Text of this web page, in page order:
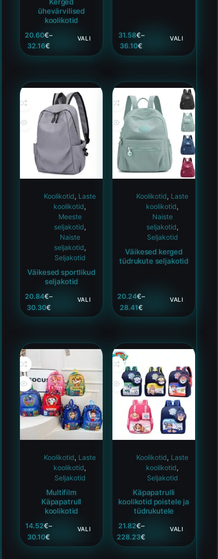
ühevärvilised
koolikotid
20.60€–
32.16€
VALI 31.58€–
36.10€
VALI
Koolikotid, Laste
koolikotid,
Meeste
seljakotid,
Naiste
seljakotid,
Seljakotid
Väikesed sportlikud
seljakotid
20.84€–
30.30€
VALI
Koolikotid, Laste
koolikotid,
Naiste
seljakotid,
Seljakotid
Väikesed kerged
tüdrukute seljakotid
20.24€–
28.41€
VALI
Koolikotid, Laste
koolikotid,
Seljakotid
Multifilm
Käpapatrull
koolikotid
14.52€–
30.10€
VALI
Koolikotid, Laste
koolikotid,
Seljakotid
Käpapatrulli
koolikotid poistele ja
tüdrukutele
21.82€–
228.23€
VALI